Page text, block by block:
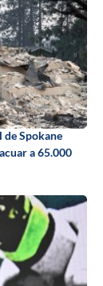
de Spokane
a 65.000